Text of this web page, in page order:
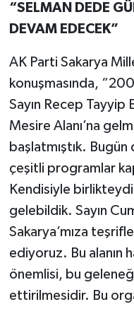
“SELMAN DEDE
DEVAM EDECEK”
AK Parti Sakarya
konuşmasında,
Sayın Recep Tayyip
Mesire Alanı’na
başlatmıştık. Bugün
çeşitli programlar
Kendisiyle
gelebildik. Sayın
Sakarya’mıza
ediyoruz. Bu alanın
önemlisi, bu
ettirilmesidir. Bu